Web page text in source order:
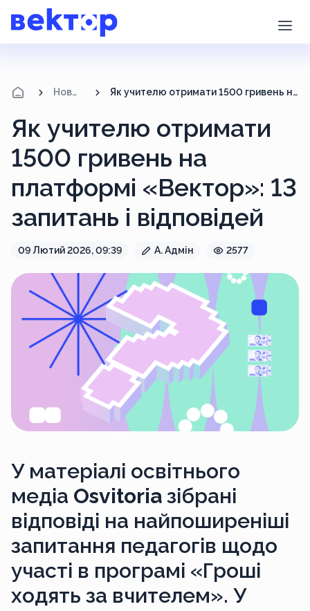
Новини Як учителю отримати 1500 гривень на платформі «Вектор»: 13 запитань і відповідей
Як учителю отримати
1500 гривень на
платформі «Вектор»: 13
запитань і відповідей
09 Лютий 2026, 09:39 А. Адмін 2577
У матеріалі освітнього
медіа Osvitoria зібрані
відповіді на найпоширеніші
запитання педагогів щодо
участі в програмі «Гроші
ходять за вчителем». У